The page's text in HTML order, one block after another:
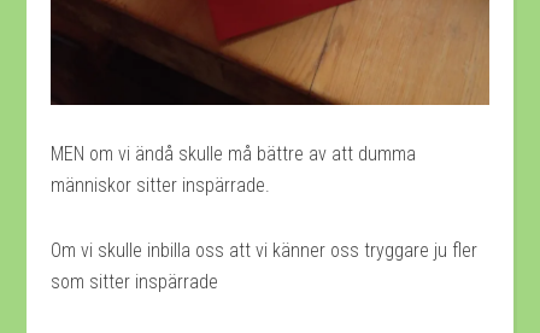
MEN om vi ändå skulle må bättre av att dumma
människor sitter inspärrade.
Om vi skulle inbilla oss att vi känner oss tryggare ju fler
som sitter inspärrade